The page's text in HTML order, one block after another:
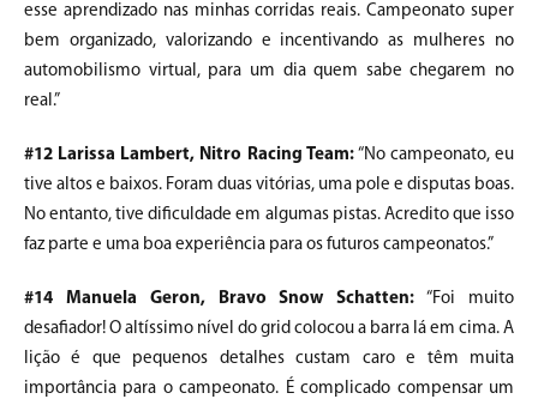
esse aprendizado nas minhas corridas reais. Campeonato super
bem organizado, valorizando e incentivando as mulheres no
automobilismo virtual, para um dia quem sabe chegarem no
real.”
#12 Larissa Lambert, Nitro Racing Team:“No campeonato, eu
tive altos e baixos. Foram duas vitórias, uma pole e disputas boas.
No entanto, tive dificuldade em algumas pistas. Acredito que isso
faz parte e uma boa experiência para os futuros campeonatos.”
#14 Manuela Geron, Bravo Snow Schatten: “Foi muito
desafiador! O altíssimo nível do grid colocou a barra lá em cima. A
lição é que pequenos detalhes custam caro e têm muita
importância para o campeonato. É complicado compensar um